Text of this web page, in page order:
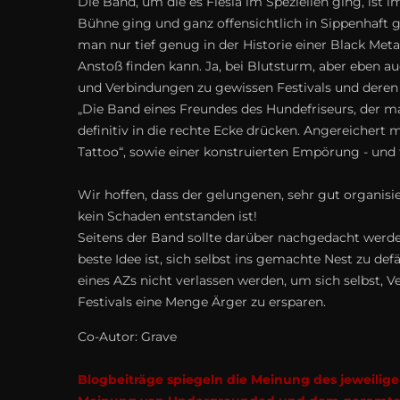
Bühne ging und ganz offensichtlich in Sippenhaft
man nur tief genug in der Historie einer Black
Anstoß finden kann. Ja, bei Blutsturm, aber eben
und Verbindungen zu gewissen Festivals und
„Die Band eines Freundes des Hundefriseurs, der
definitiv in die rechte Ecke drücken. Angereichert
Tattoo“, sowie einer konstruierten Empörung -
Wir hoffen, dass der gelungenen, sehr gut
kein Schaden entstanden ist!
Seitens der Band sollte darüber nachgedacht
beste Idee ist, sich selbst ins gemachte Nest zu
eines AZs nicht verlassen werden, um sich selbst,
Festivals eine Menge Ärger zu ersparen.
Co-Autor: Grave
Blogbeiträge spiegeln die Meinung des